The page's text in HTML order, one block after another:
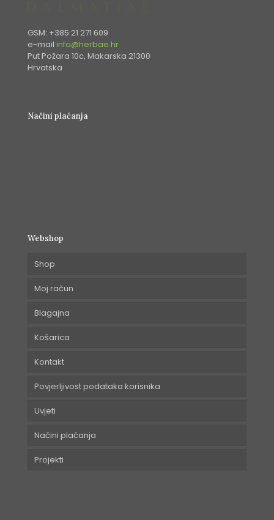
GSM: +385 21 271 609
e-mail info@herbae.hr
Put Požara 10c, Makarska 21300
Hrvatska
Načini plaćanja
Webshop
Shop
Moj račun
Blagajna
Košarica
Kontakt
Povjerljivost podataka korisnika
Uvjeti
Načini plaćanja
Projekti